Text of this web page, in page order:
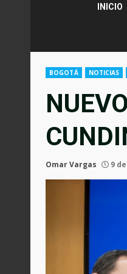
INICIO
BOGOTÁ NOTICIAS
Omar Vargas 9